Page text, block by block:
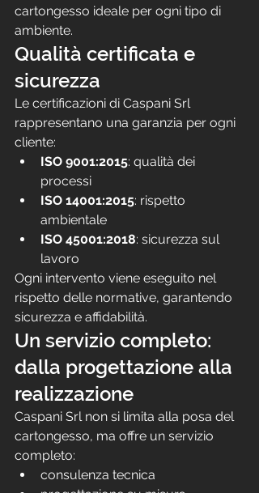
cartongesso ideale per ogni tipo di
ambiente.
Qualità certificata e
sicurezza
Le certificazioni di Caspani Srl
rappresentano una garanzia per ogni
cliente:
ISO 9001:2015: qualità dei
processi
ISO 14001:2015: rispetto
ambientale
ISO 45001:2018: sicurezza sul
lavoro
Ogni intervento viene eseguito nel
rispetto delle normative, garantendo
sicurezza e affidabilità.
Un servizio completo:
dalla progettazione alla
realizzazione
Caspani Srl non si limita alla posa del
cartongesso, ma offre un servizio
completo:
consulenza tecnica